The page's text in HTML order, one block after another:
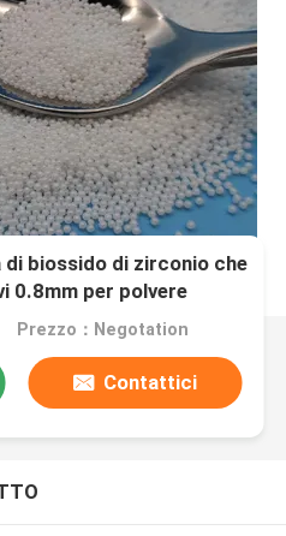
biossido di zirconio che
0.8mm per polvere
Prezzo：Negotation
Contattici